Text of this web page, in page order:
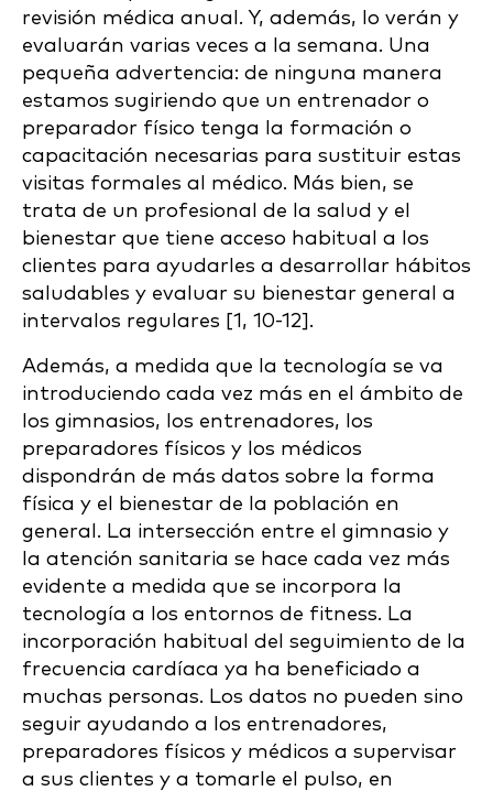
revisión médica anual. Y, además, lo verán y
evaluarán varias veces a la semana. Una
pequeña advertencia: de ninguna manera
estamos sugiriendo que un entrenador o
preparador físico tenga la formación o
capacitación necesarias para sustituir estas
visitas formales al médico. Más bien, se
trata de un profesional de la salud y el
bienestar que tiene acceso habitual a los
clientes para ayudarles a desarrollar hábitos
saludables y evaluar su bienestar general a
intervalos regulares [1, 10-12].
Además, a medida que la tecnología se va
introduciendo cada vez más en el ámbito de
los gimnasios, los entrenadores, los
preparadores físicos y los médicos
dispondrán de más datos sobre la forma
física y el bienestar de la población en
general. La intersección entre el gimnasio y
la atención sanitaria se hace cada vez más
evidente a medida que se incorpora la
tecnología a los entornos de fitness. La
incorporación habitual del seguimiento de la
frecuencia cardíaca ya ha beneficiado a
muchas personas. Los datos no pueden sino
seguir ayudando a los entrenadores,
preparadores físicos y médicos a supervisar
a sus clientes y a tomarle el pulso, en